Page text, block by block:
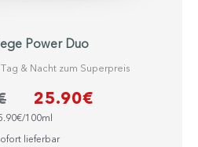
Power Duo
& Nacht zum Superpreis
25.90€
100ml
lieferbar